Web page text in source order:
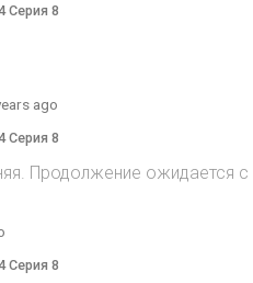
Серия 8
ago
Серия 8
Продолжение ожидается
Серия 8